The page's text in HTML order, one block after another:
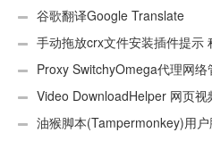
谷歌翻译Google Translate
手动拖放crx文件安装插件提示
效:“CEX_HEADER_INVALID”的解
Proxy SwitchyOmega代理网络
Video DownloadHelper 网页视
油猴脚本(Tampermonkey)用